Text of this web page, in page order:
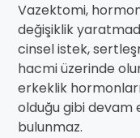
Vazektomi,
değişiklik
cinsel istek,
hacmi üzerinde
erkeklik
olduğu gibi devam
bulunmaz.